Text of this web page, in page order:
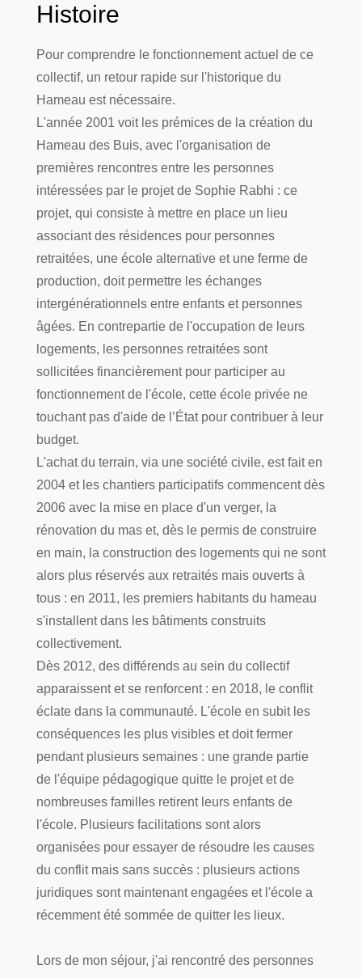
Histoire
Pour comprendre le fonctionnement actuel de ce
collectif, un retour rapide sur l'historique du
Hameau est nécessaire.
L'année 2001 voit les prémices de la création du
Hameau des Buis, avec l'organisation de
premières rencontres entre les personnes
intéressées par le projet de Sophie Rabhi : ce
projet, qui consiste à mettre en place un lieu
associant des résidences pour personnes
retraitées, une école alternative et une ferme de
production, doit permettre les échanges
intergénérationnels entre enfants et personnes
âgées. En contrepartie de l'occupation de leurs
logements, les personnes retraitées sont
sollicitées financièrement pour participer au
fonctionnement de l'école, cette école privée ne
touchant pas d'aide de l’État pour contribuer à leur
budget.
L'achat du terrain, via une société civile, est fait en
2004 et les chantiers participatifs commencent dès
2006 avec la mise en place d'un verger, la
rénovation du mas et, dès le permis de construire
en main, la construction des logements qui ne sont
alors plus réservés aux retraités mais ouverts à
tous : en 2011, les premiers habitants du hameau
s'installent dans les bâtiments construits
collectivement.
Dès 2012, des différends au sein du collectif
apparaissent et se renforcent : en 2018, le conflit
éclate dans la communauté. L'école en subit les
conséquences les plus visibles et doit fermer
pendant plusieurs semaines : une grande partie
de l'équipe pédagogique quitte le projet et de
nombreuses familles retirent leurs enfants de
l'école. Plusieurs facilitations sont alors
organisées pour essayer de résoudre les causes
du conflit mais sans succès : plusieurs actions
juridiques sont maintenant engagées et l'école a
récemment été sommée de quitter les lieux.
Lors de mon séjour, j'ai rencontré des personnes